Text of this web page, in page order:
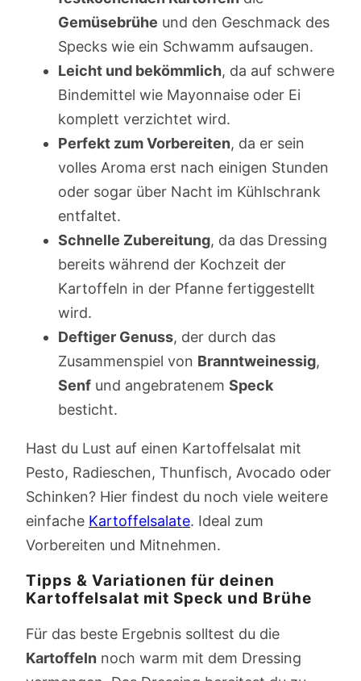
Gemüsebrühe und den Geschmack des
Specks wie ein Schwamm aufsaugen.
Leicht und bekömmlich, da auf schwere
Bindemittel wie Mayonnaise oder Ei
komplett verzichtet wird.
Perfekt zum Vorbereiten, da er sein
volles Aroma erst nach einigen Stunden
oder sogar über Nacht im Kühlschrank
entfaltet.
Schnelle Zubereitung, da das Dressing
bereits während der Kochzeit der
Kartoffeln in der Pfanne fertiggestellt
wird.
Deftiger Genuss, der durch das
Zusammenspiel von Branntweinessig,
Senf und angebratenem Speck
besticht.
Hast du Lust auf einen Kartoffelsalat mit
Pesto, Radieschen, Thunfisch, Avocado oder
Schinken? Hier findest du noch viele weitere
einfache Kartoffelsalate. Ideal zum
Vorbereiten und Mitnehmen.
Tipps & Variationen für deinen
Kartoffelsalat mit Speck und Brühe
Für das beste Ergebnis solltest du die
Kartoffeln noch warm mit dem Dressing